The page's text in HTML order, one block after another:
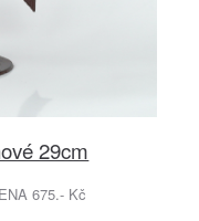
29cm
675.- Kč